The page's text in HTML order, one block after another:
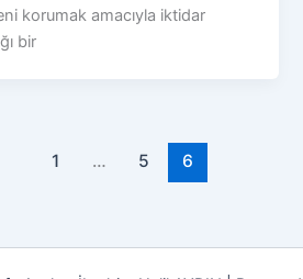
korumak amacıyla iktidar
bir
1 … 5 6